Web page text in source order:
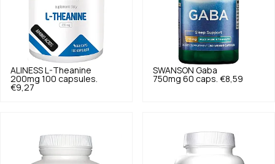
ALINESS L-Theanine
200mg 100 capsules.
€9,27
SWANSON Gaba
750mg 60 caps. €8,59